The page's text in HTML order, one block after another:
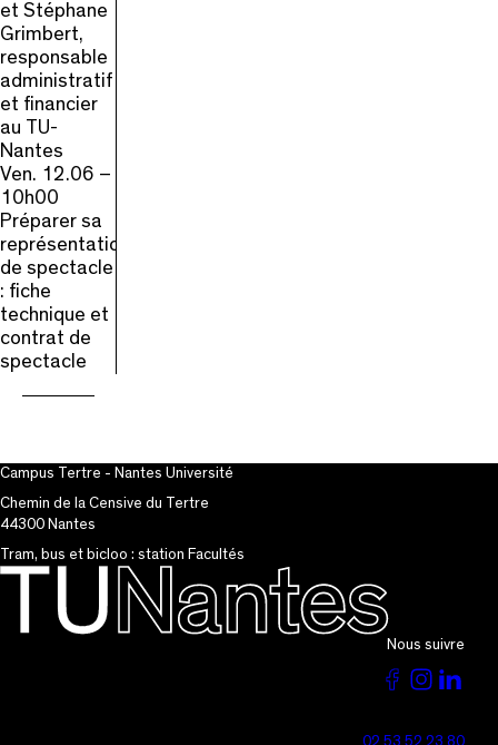
et Stéphane
Grimbert,
responsable
administratif
et financier
au TU-
Nantes
Ven. 12.06 –
10h00
Préparer sa
représentation
de spectacle
: fiche
technique et
contrat de
spectacle
Campus Tertre - Nantes Université
Chemin de la Censive du Tertre
44300 Nantes
Tram, bus et bicloo : station Facultés
Nous suivre
VoirVoir
02 53 52 23 80